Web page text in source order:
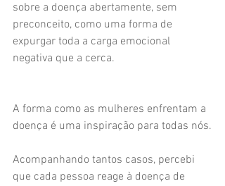
sobre a doença abertamente, sem
preconceito, como uma forma de
expurgar toda a carga emocional
negativa que a cerca.
A forma como as mulheres enfrentam a
doença é uma inspiração para todas nós.
Acompanhando tantos casos, percebi
que cada pessoa reage à doença de